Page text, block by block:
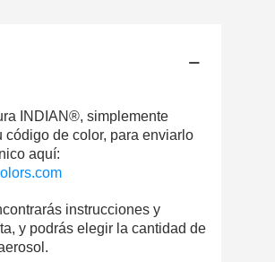
INDIAN®, simplemente
código de color, para enviarlo
aquí:
instrucciones y
y podrás elegir la cantidad de